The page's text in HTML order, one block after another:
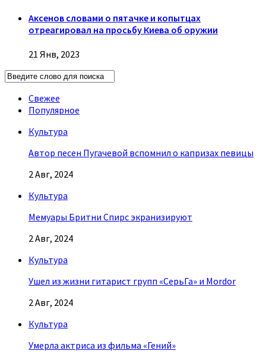
Аксенов словами о пятачке и копытцах
отреагировал на просьбу Киева об оружии
21 Янв, 2023
Свежее
Популярное
Культура
Автор песен Пугачевой вспомнил о капризах певицы
2 Авг, 2024
Культура
Мемуары Бритни Спирс экранизируют
2 Авг, 2024
Культура
Ушел из жизни гитарист групп «СерьГа» и Mordor
2 Авг, 2024
Культура
Умерла актриса из фильма «Гений»